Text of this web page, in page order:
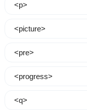
<p>
<picture>
<pre>
<progress>
<q>